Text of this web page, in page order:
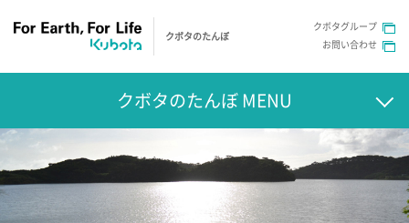
クボタのたんぼ
クボタグループ
お問い合わせ
クボタのたんぼ MENU